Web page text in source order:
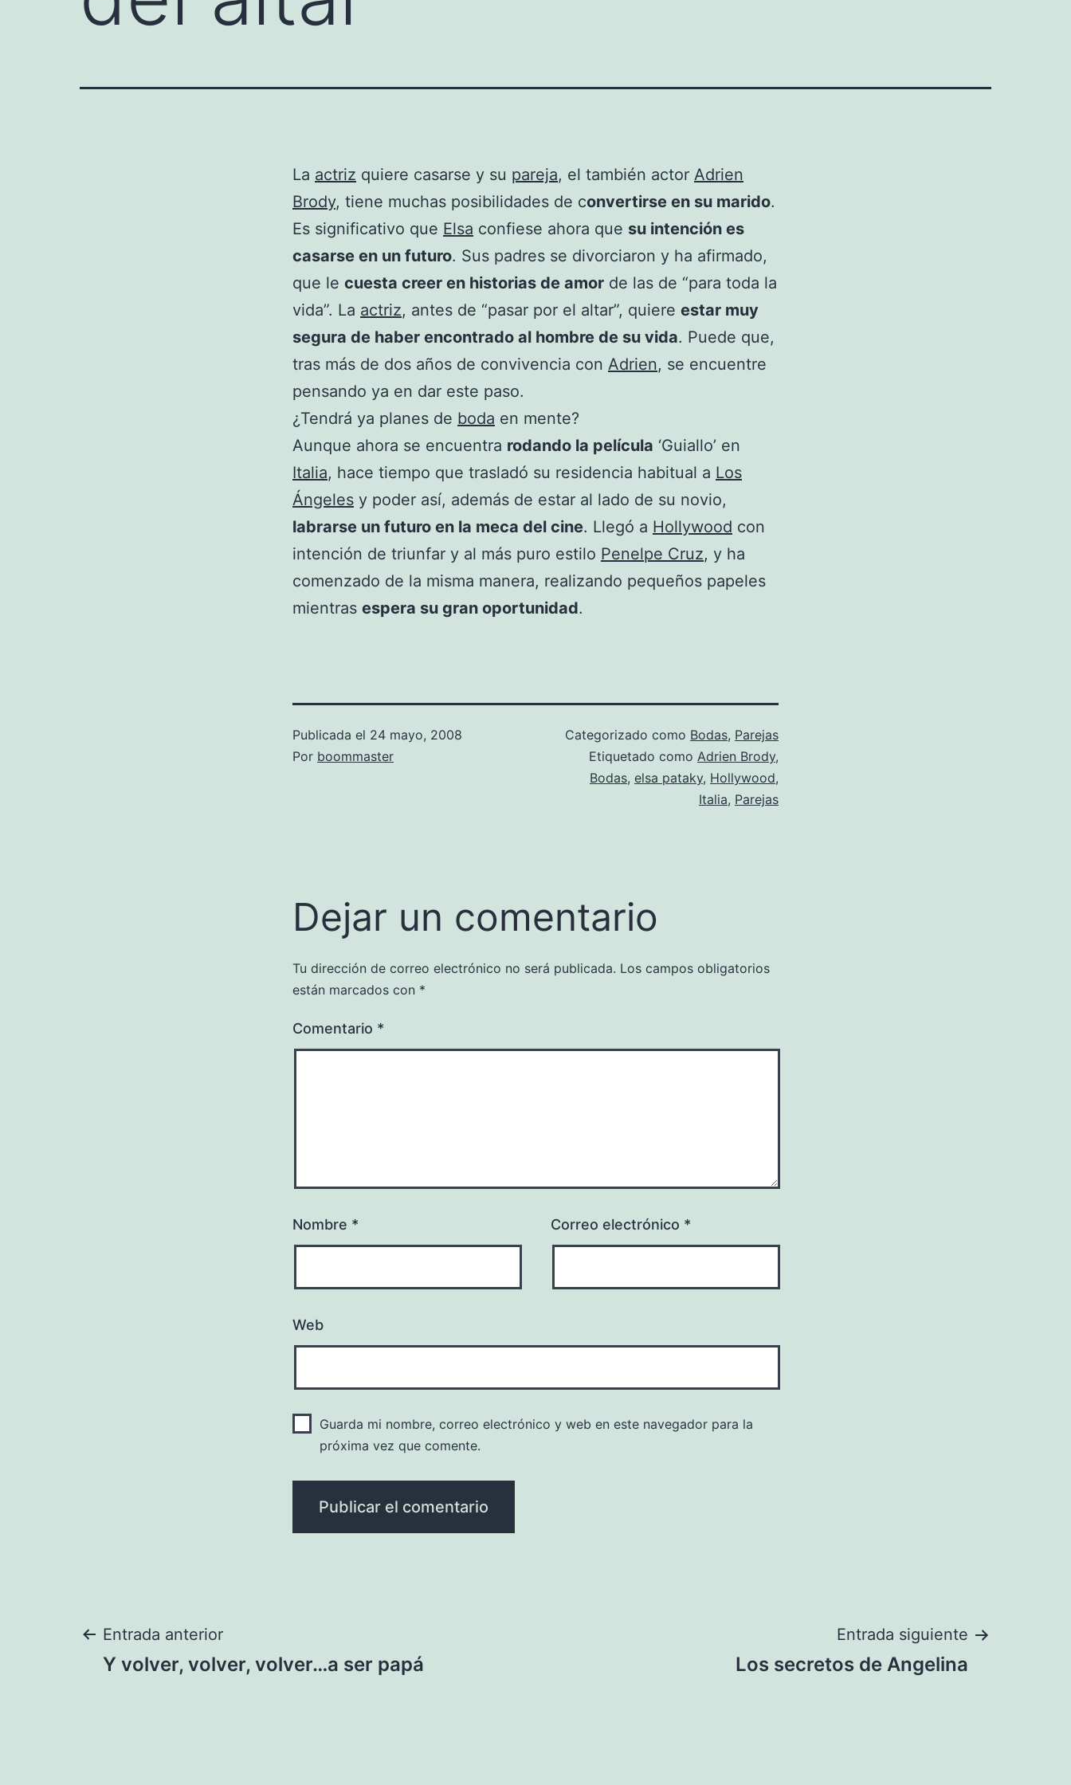
La actriz quiere casarse y su pareja, el también actor Adrien
Brody, tiene muchas posibilidades de convertirse en su marido.
Es significativo que Elsa confiese ahora que su intención es
casarse en un futuro. Sus padres se divorciaron y ha afirmado,
que le cuesta creer en historias de amor de las de “para toda la
vida”. La actriz, antes de “pasar por el altar”, quiere estar muy
segura de haber encontrado al hombre de su vida. Puede que,
tras más de dos años de convivencia con Adrien, se encuentre
pensando ya en dar este paso.
¿Tendrá ya planes de boda en mente?
Aunque ahora se encuentra rodando la película ‘Guiallo’ en
Italia, hace tiempo que trasladó su residencia habitual a Los
Ángeles y poder así, además de estar al lado de su novio,
labrarse un futuro en la meca del cine. Llegó a Hollywood con
intención de triunfar y al más puro estilo Penelpe Cruz, y ha
comenzado de la misma manera, realizando pequeños papeles
mientras espera su gran oportunidad.
Publicada el 24 mayo, 2008
Por boommaster
Categorizado como Bodas, Parejas
Etiquetado como Adrien Brody,
Bodas, elsa pataky, Hollywood,
Italia, Parejas
Dejar un comentario
Tu dirección de correo electrónico no será publicada. Los campos obligatorios
están marcados con *
Comentario *
Nombre * Correo electrónico *
Web
Guarda mi nombre, correo electrónico y web en este navegador para la
próxima vez que comente.
Navegación
Entrada anterior
Y volver, volver, volver…a ser papá
Entrada siguiente
Los secretos de Angelina